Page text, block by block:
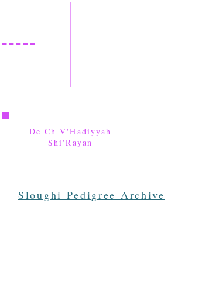
De Ch V'Hadiyyah
Shi'Rayan
Sloughi Pedigree Archive